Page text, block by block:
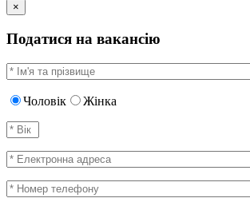
×
Податися на вакансію
Чоловік Жінка